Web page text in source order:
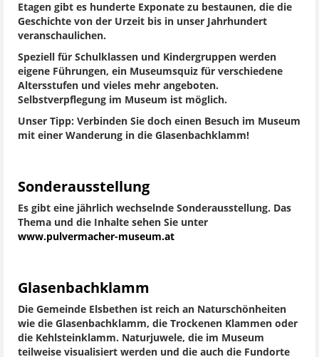
Etagen gibt es hunderte Exponate zu bestaunen, die die
Geschichte von der Urzeit bis in unser Jahrhundert
veranschaulichen.
Speziell für Schulklassen und Kindergruppen werden
eigene Führungen, ein Museumsquiz für verschiedene
Altersstufen und vieles mehr angeboten.
Selbstverpflegung im Museum ist möglich.
Unser Tipp: Verbinden Sie doch einen Besuch im Museum
mit einer Wanderung in die Glasenbachklamm!
Sonderausstellung
Es gibt eine jährlich wechselnde Sonderausstellung. Das
Thema und die Inhalte sehen Sie unter
www.pulvermacher-museum.at
Glasenbachklamm
Die Gemeinde Elsbethen ist reich an Naturschönheiten
wie die Glasenbachklamm, die Trockenen Klammen oder
die Kehlsteinklamm. Naturjuwele, die im Museum
teilweise visualisiert werden und die auch die Fundorte